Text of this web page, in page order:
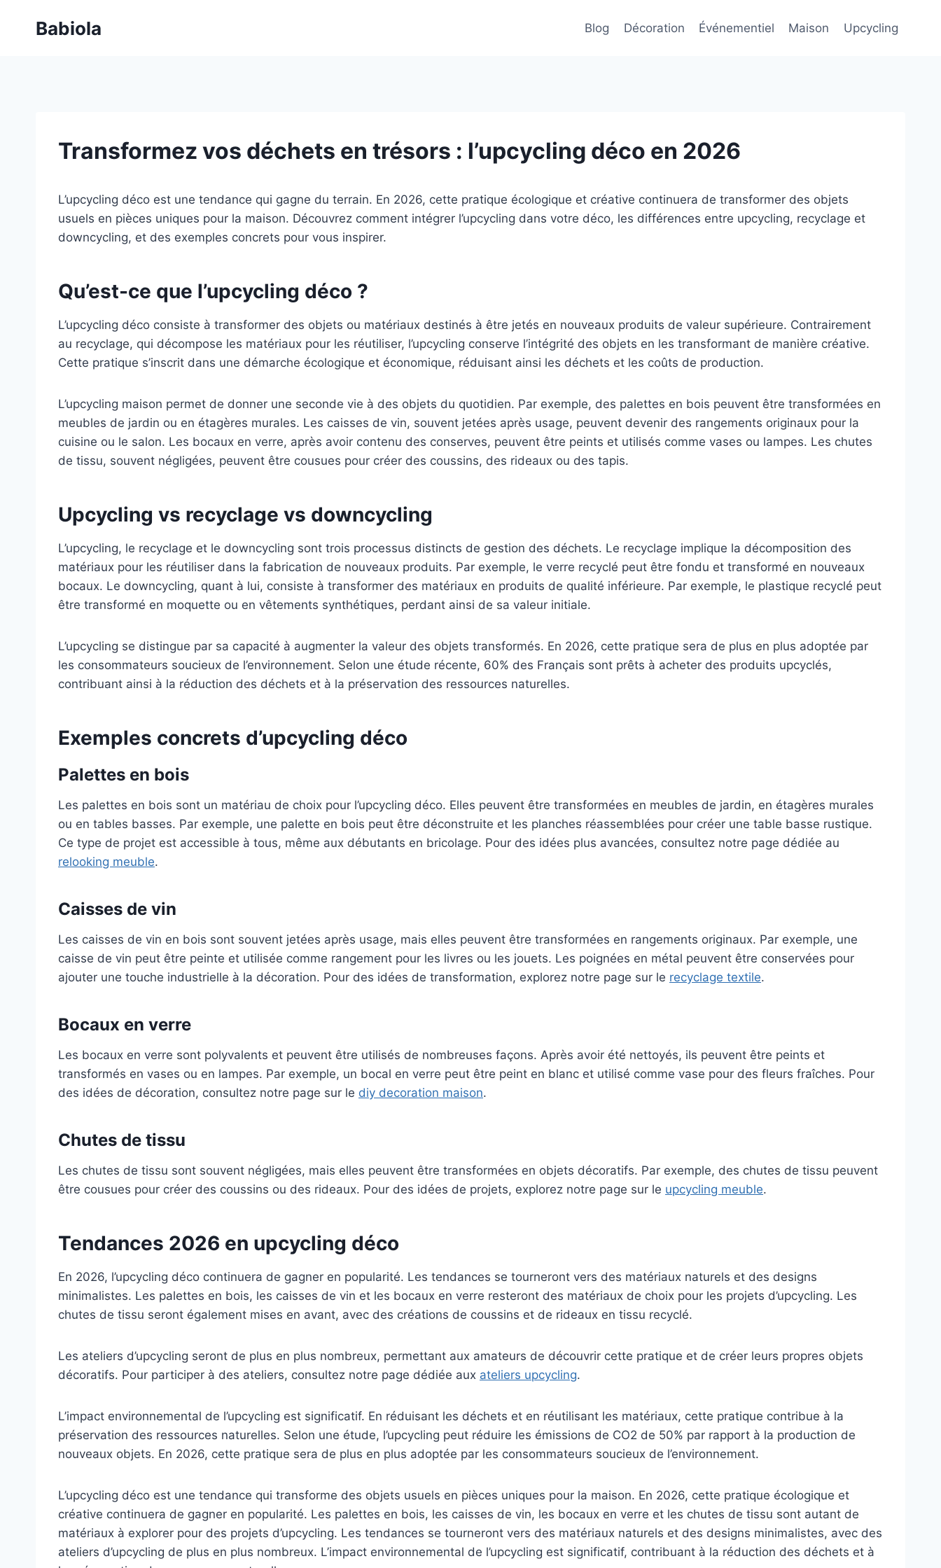
Babiola Blog Décoration Événementiel Maison Upcycling
Transformez vos déchets en trésors : l’upcycling déco en 2026
L’upcycling déco est une tendance qui gagne du terrain. En 2026, cette pratique écologique et créative continuera de transformer des objets
usuels en pièces uniques pour la maison. Découvrez comment intégrer l’upcycling dans votre déco, les différences entre upcycling, recyclage et
downcycling, et des exemples concrets pour vous inspirer.
Qu’est-ce que l’upcycling déco ?
L’upcycling déco consiste à transformer des objets ou matériaux destinés à être jetés en nouveaux produits de valeur supérieure. Contrairement
au recyclage, qui décompose les matériaux pour les réutiliser, l’upcycling conserve l’intégrité des objets en les transformant de manière créative.
Cette pratique s’inscrit dans une démarche écologique et économique, réduisant ainsi les déchets et les coûts de production.
L’upcycling maison permet de donner une seconde vie à des objets du quotidien. Par exemple, des palettes en bois peuvent être transformées en
meubles de jardin ou en étagères murales. Les caisses de vin, souvent jetées après usage, peuvent devenir des rangements originaux pour la
cuisine ou le salon. Les bocaux en verre, après avoir contenu des conserves, peuvent être peints et utilisés comme vases ou lampes. Les chutes
de tissu, souvent négligées, peuvent être cousues pour créer des coussins, des rideaux ou des tapis.
Upcycling vs recyclage vs downcycling
L’upcycling, le recyclage et le downcycling sont trois processus distincts de gestion des déchets. Le recyclage implique la décomposition des
matériaux pour les réutiliser dans la fabrication de nouveaux produits. Par exemple, le verre recyclé peut être fondu et transformé en nouveaux
bocaux. Le downcycling, quant à lui, consiste à transformer des matériaux en produits de qualité inférieure. Par exemple, le plastique recyclé peut
être transformé en moquette ou en vêtements synthétiques, perdant ainsi de sa valeur initiale.
L’upcycling se distingue par sa capacité à augmenter la valeur des objets transformés. En 2026, cette pratique sera de plus en plus adoptée par
les consommateurs soucieux de l’environnement. Selon une étude récente, 60% des Français sont prêts à acheter des produits upcyclés,
contribuant ainsi à la réduction des déchets et à la préservation des ressources naturelles.
Exemples concrets d’upcycling déco
Palettes en bois
Les palettes en bois sont un matériau de choix pour l’upcycling déco. Elles peuvent être transformées en meubles de jardin, en étagères murales
ou en tables basses. Par exemple, une palette en bois peut être déconstruite et les planches réassemblées pour créer une table basse rustique.
Ce type de projet est accessible à tous, même aux débutants en bricolage. Pour des idées plus avancées, consultez notre page dédiée au
relooking meuble.
Caisses de vin
Les caisses de vin en bois sont souvent jetées après usage, mais elles peuvent être transformées en rangements originaux. Par exemple, une
caisse de vin peut être peinte et utilisée comme rangement pour les livres ou les jouets. Les poignées en métal peuvent être conservées pour
ajouter une touche industrielle à la décoration. Pour des idées de transformation, explorez notre page sur le recyclage textile.
Bocaux en verre
Les bocaux en verre sont polyvalents et peuvent être utilisés de nombreuses façons. Après avoir été nettoyés, ils peuvent être peints et
transformés en vases ou en lampes. Par exemple, un bocal en verre peut être peint en blanc et utilisé comme vase pour des fleurs fraîches. Pour
des idées de décoration, consultez notre page sur le diy decoration maison.
Chutes de tissu
Les chutes de tissu sont souvent négligées, mais elles peuvent être transformées en objets décoratifs. Par exemple, des chutes de tissu peuvent
être cousues pour créer des coussins ou des rideaux. Pour des idées de projets, explorez notre page sur le upcycling meuble.
Tendances 2026 en upcycling déco
En 2026, l’upcycling déco continuera de gagner en popularité. Les tendances se tourneront vers des matériaux naturels et des designs
minimalistes. Les palettes en bois, les caisses de vin et les bocaux en verre resteront des matériaux de choix pour les projets d’upcycling. Les
chutes de tissu seront également mises en avant, avec des créations de coussins et de rideaux en tissu recyclé.
Les ateliers d’upcycling seront de plus en plus nombreux, permettant aux amateurs de découvrir cette pratique et de créer leurs propres objets
décoratifs. Pour participer à des ateliers, consultez notre page dédiée aux ateliers upcycling.
L’impact environnemental de l’upcycling est significatif. En réduisant les déchets et en réutilisant les matériaux, cette pratique contribue à la
préservation des ressources naturelles. Selon une étude, l’upcycling peut réduire les émissions de CO2 de 50% par rapport à la production de
nouveaux objets. En 2026, cette pratique sera de plus en plus adoptée par les consommateurs soucieux de l’environnement.
L’upcycling déco est une tendance qui transforme des objets usuels en pièces uniques pour la maison. En 2026, cette pratique écologique et
créative continuera de gagner en popularité. Les palettes en bois, les caisses de vin, les bocaux en verre et les chutes de tissu sont autant de
matériaux à explorer pour des projets d’upcycling. Les tendances se tourneront vers des matériaux naturels et des designs minimalistes, avec des
ateliers d’upcycling de plus en plus nombreux. L’impact environnemental de l’upcycling est significatif, contribuant à la réduction des déchets et à